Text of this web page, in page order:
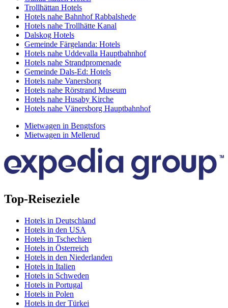
Trollhättan Hotels
Hotels nahe Bahnhof Rabbalshede
Hotels nahe Trollhätte Kanal
Dalskog Hotels
Gemeinde Färgelanda: Hotels
Hotels nahe Uddevalla Hauptbahnhof
Hotels nahe Strandpromenade
Gemeinde Dals-Ed: Hotels
Hotels nahe Vanersborg
Hotels nahe Rörstrand Museum
Hotels nahe Husaby Kirche
Hotels nahe Vänersborg Hauptbahnhof
Mietwagen in Bengtsfors
Mietwagen in Mellerud
Top-Reiseziele
Hotels in Deutschland
Hotels in den USA
Hotels in Tschechien
Hotels in Österreich
Hotels in den Niederlanden
Hotels in Italien
Hotels in Schweden
Hotels in Portugal
Hotels in Polen
Hotels in der Türkei